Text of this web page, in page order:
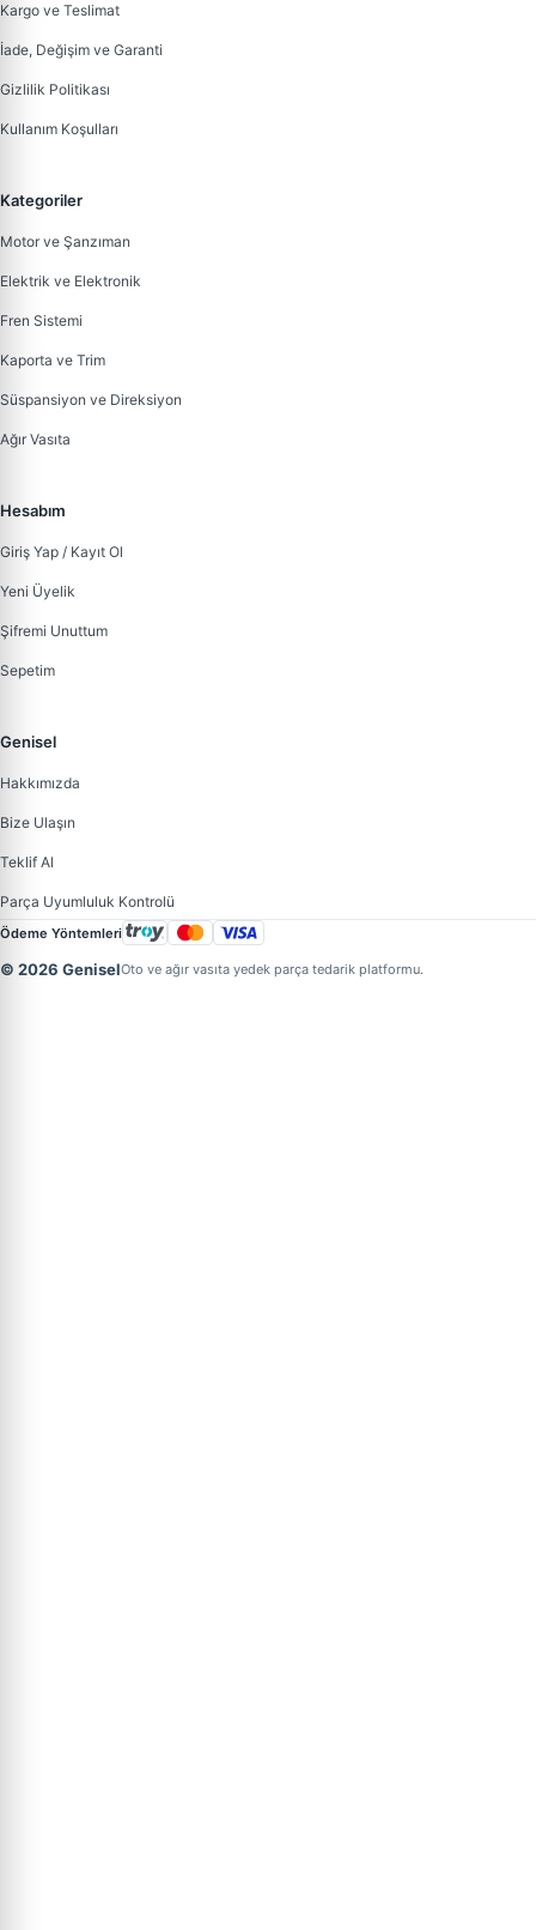
Kargo ve Teslimat
İade, Değişim ve Garanti
Gizlilik Politikası
Kullanım Koşulları
Kategoriler
Motor ve Şanzıman
Elektrik ve Elektronik
Fren Sistemi
Kaporta ve Trim
Süspansiyon ve Direksiyon
Ağır Vasıta
Hesabım
Giriş Yap / Kayıt Ol
Yeni Üyelik
Şifremi Unuttum
Sepetim
Genisel
Hakkımızda
Bize Ulaşın
Teklif Al
Parça Uyumluluk Kontrolü
Ödeme Yöntemleri
© 2026 GeniselOto ve ağır vasıta yedek parça tedarik platformu.